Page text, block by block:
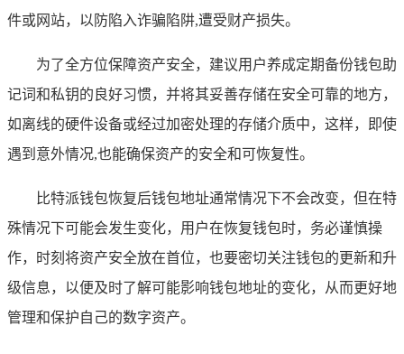
件或网站，以防陷入诈骗陷阱,遭受财产损失。
为了全方位保障资产安全，建议用户养成定期备份钱包助
记词和私钥的良好习惯，并将其妥善存储在安全可靠的地方，
如离线的硬件设备或经过加密处理的存储介质中，这样，即使
遇到意外情况,也能确保资产的安全和可恢复性。
比特派钱包恢复后钱包地址通常情况下不会改变，但在特
殊情况下可能会发生变化，用户在恢复钱包时，务必谨慎操
作，时刻将资产安全放在首位，也要密切关注钱包的更新和升
级信息，以便及时了解可能影响钱包地址的变化，从而更好地
管理和保护自己的数字资产。